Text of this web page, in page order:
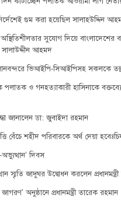
গুম করা হয়েছিল সালাহউদ্দিন
সুযোগ দিয়ে বাংলাদেশের
আহমদ
ভিআইপি-সিআইপিসহ সকলকে
পলাতক ও গনহত্যাকারী হাসিনাকে
জানালেন ডা: জুবাইদা রহমান
বেঁচে শহীদ পরিবারকে অর্থ দেয়া
দিবস
স্মৃতি জাদুঘর উদ্বোধন করলেন
অনুষ্ঠানে প্রধানমন্ত্রী তারেক রহমান